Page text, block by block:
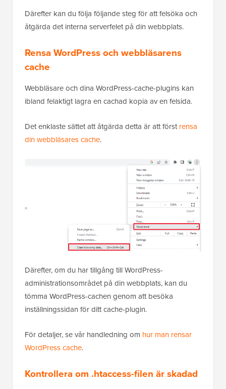
Därefter kan du följa följande steg för att felsöka och
åtgärda det interna serverfelet på din webbplats.
Rensa WordPress och webbläsarens
cache
Webbläsare och dina WordPress-cache-plugins kan
ibland felaktigt lagra en cachad kopia av en felsida.
Det enklaste sättet att åtgärda detta är att förstrensa
din webbläsares cache.
Därefter, om du har tillgång till WordPress-
administrationsområdet på din webbplats, kan du
tömma WordPress-cachen genom att besöka
inställningssidan för ditt cache-plugin.
För detaljer, se vår handledning om hur man rensar
WordPress cache.
Kontrollera om .htaccess-filen är skadad